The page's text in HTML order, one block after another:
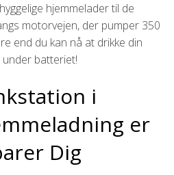
hjemmelader til de
motorvejen, der pumper 350
end du kan nå at drikke din
batteriet!
i
er
Dig